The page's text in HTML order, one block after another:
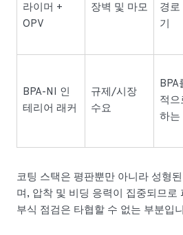
라이머 +
OPV
장벽 및 마모
경로
기
BPA-NI 인
테리어 래커
규제/시장
수요
BPA
적으
하는
코팅 스택은 평판뿐만 아니라 성형
며, 압착 및 비딩 응력이 집중되므로
부식 점검은 타협할 수 없는 부분입